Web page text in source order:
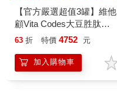
【官方嚴選超值3罐】維他
顧Vita Codes大豆胜肽群
精華450g-陳月卿推薦(內
63 折 特價 4752 元
加入購物車